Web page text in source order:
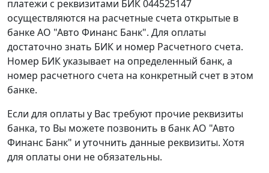
платежи с реквизитами БИК 044525147
осуществляются на расчетные счета открытые в
банке АО "Авто Финанс Банк". Для оплаты
достаточно знать БИК и номер Расчетного счета.
Номер БИК указывает на определенный банк, а
номер расчетного счета на конкретный счет в этом
банке.
Если для оплаты у Вас требуют прочие реквизиты
банка, то Вы можете позвонить в банк АО "Авто
Финанс Банк" и уточнить данные реквизиты. Хотя
для оплаты они не обязательны.